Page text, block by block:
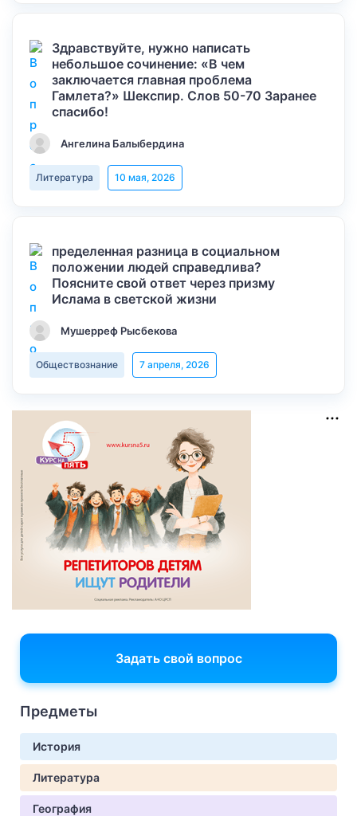
Здравствуйте, нужно написать
небольшое сочинение: «В чем
заключается главная проблема
Гамлета?» Шекспир. Слов 50-70 Заранее
спасибо!
Ангелина Балыбердина
Литература 10 мая, 2026
пределенная разница в социальном
положении людей справедлива?
Поясните свой ответ через призму
Ислама в светской жизни
Мушерреф Рысбекова
Обществознание 7 апреля, 2026
Задать свой вопрос
Предметы
История
Литература
География